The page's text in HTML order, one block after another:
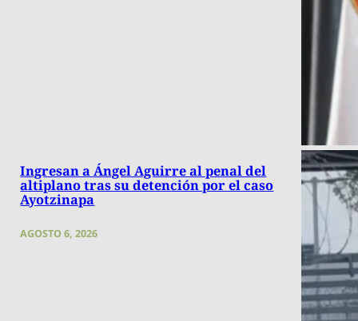
Ingresan a Ángel Aguirre al penal del
altiplano tras su detención por el caso
Ayotzinapa
AGOSTO 6, 2026